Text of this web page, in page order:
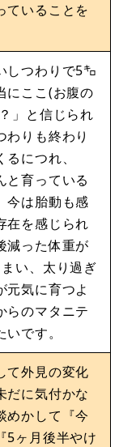
ていることを
しつわりで5㌔
にここ(お腹の
」と信じられ
わりも終わり
につれ、
と育っている
今は胎動も感
在を感じられ
減った体重が
い、太り過ぎ
元気に育つよ
らのマタニテ
です。
て外見の変化
だに気付かな
めかして『今
5ヶ月後半やけ